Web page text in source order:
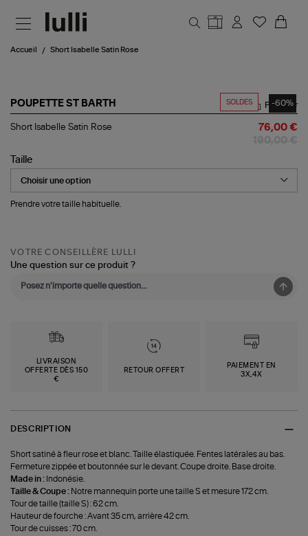
Accueil Short Isabelle Satin Rose
SOLDES -60%
POUPETTE ST BARTH
Short
Rose
Partager
Short Isabelle Satin Rose 76,00 €
Taille
Prendre votre taille habituelle.
VOTRE CONSEILLÈRE LULLI
Une question sur ce produit ?
LIVRAISON
OFFERTE DÈS 150
€
RETOUR OFFERT
PAIEMENT EN
3X,4X
DESCRIPTION
Short satiné à fleur rose et blanc. Taille élastiquée. Fentes latérales au bas.
Fermeture zippée et boutonnée sur le devant. Coupe droite. Base droite.
Made in : Indonésie.
Taille & Coupe : Notre mannequin porte une taille S et mesure 172 cm.
Tour de taille (taille S) : 62 cm.
Hauteur de fourche : Avant 35 cm, arrière 42 cm.
Tour de cuisses : 70 cm.